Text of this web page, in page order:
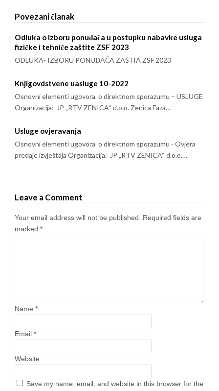
Povezani članak
Odluka o izboru ponuđača u postupku nabavke usluga
fizičke i tehniče zaštite ZSF 2023
ODLUKA- IZBORU PONUĐAČA ZAŠTIA ZSF 2023
Knjigovdstvene uasluge 10-2022
Osnovni elementi ugovora o direktnom sporazumu – USLUGE
Organizacija: JP „RTV ZENICA“ d.o.o. Zenica Faza…
Usluge ovjeravanja
Osnovni elementi ugovora o direktnom sporazumu - Ovjera
predaje izvještaja Organizacija: JP „RTV ZENICA“ d.o.o.…
Leave a Comment
Your email address will not be published.
Required fields are
marked *
Name *
Email *
Website
Save my name, email, and website in this browser for the